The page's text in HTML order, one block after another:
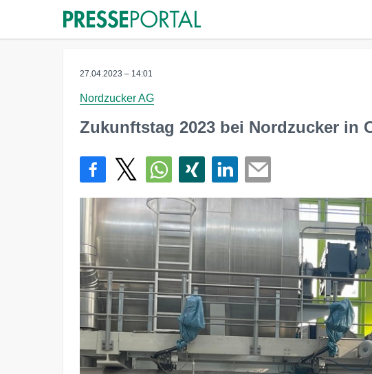
27.04.2023 – 14:01
Nordzucker AG
Zukunftstag 2023 bei Nordzucker in